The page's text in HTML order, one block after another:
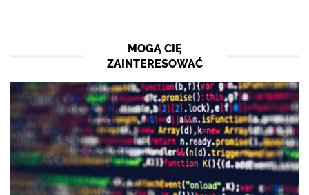
MOGĄ CIĘ
ZAINTERESOWAĆ